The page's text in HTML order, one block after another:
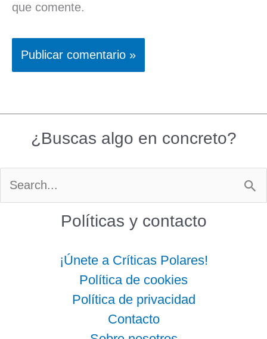
que comente.
¿Buscas algo en concreto?
Buscar
Políticas y contacto
¡Únete a Críticas Polares!
Política de cookies
Política de privacidad
Contacto